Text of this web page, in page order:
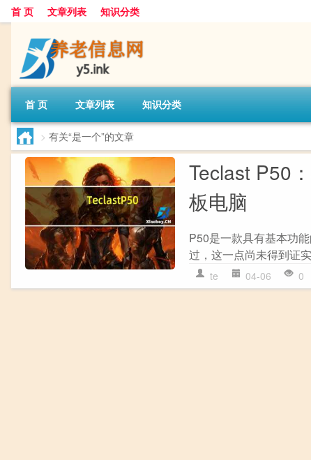
首 页 文章列表 知识分类
首 页 文章列表 知识分类
> 有关“是一个”的文章
Teclast P50
板电脑
P50是一款具有基本功
过，这一点尚未得到证
te 04-06 0